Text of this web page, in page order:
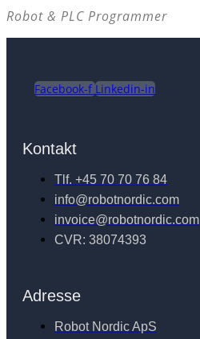
Robot & PLC Programmer
Facebook-f Linkedin-in
Kontakt
Tlf. +45 70 70 76 84
info@robotnordic.com
invoice@robotnordic.com
CVR: 38074393
Adresse
Robot Nordic ApS